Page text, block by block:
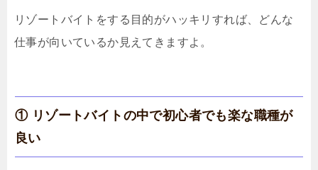
リゾートバイトをする目的がハッキリすれば、どんな
仕事が向いているか見えてきますよ。
① リゾートバイトの中で初心者でも楽な職種が
良い